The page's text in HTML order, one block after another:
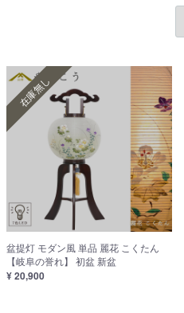
在庫無し
盆提灯 モダン風 単品 麗花 こくたん
【岐阜の誉れ】 初盆 新盆
¥ 20,900